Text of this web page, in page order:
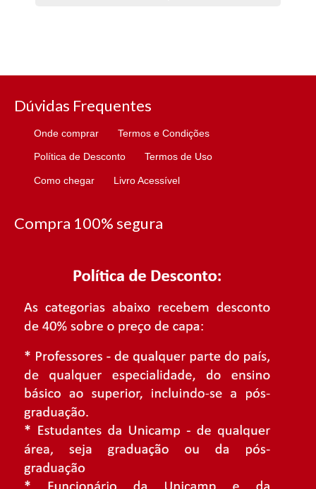
Dúvidas Frequentes
Onde comprar Termos e Condições
Política de Desconto Termos de Uso
Como chegar Livro Acessível
Compra 100% segura